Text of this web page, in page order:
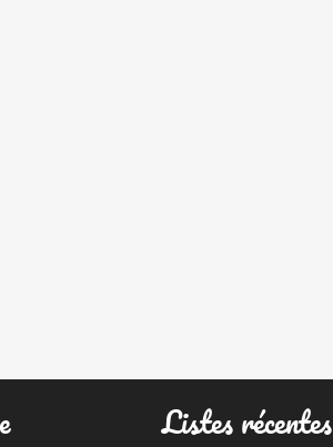
Listes récentes